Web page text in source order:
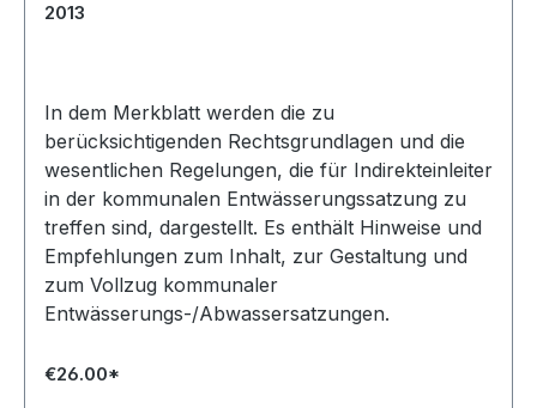
2013
In dem Merkblatt werden die zu
berücksichtigenden Rechtsgrundlagen und die
wesentlichen Regelungen, die für Indirekteinleiter
in der kommunalen Entwässerungssatzung zu
treffen sind, dargestellt. Es enthält Hinweise und
Empfehlungen zum Inhalt, zur Gestaltung und
zum Vollzug kommunaler
Entwässerungs-/Abwassersatzungen.
€26.00*